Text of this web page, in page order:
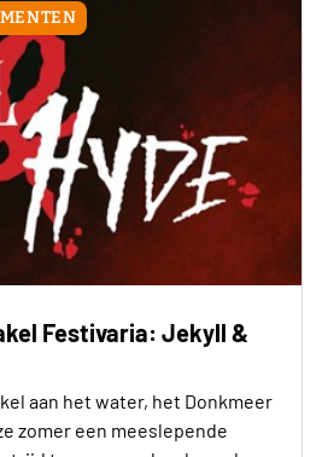
Festivaria: Jekyll &
aan het water, het Donkmeer
zomer een meeslepende